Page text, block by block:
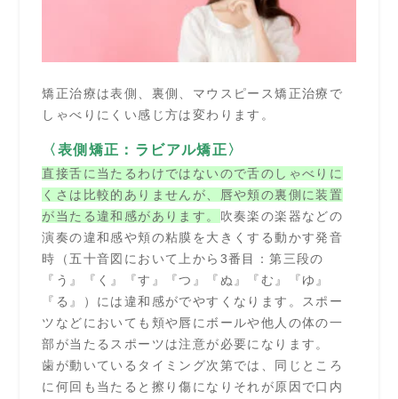
矯正治療は表側、裏側、マウスピース矯正治療で
しゃべりにくい感じ方は変わります。
〈表側矯正：ラビアル矯正〉
直接舌に当たるわけではないので舌のしゃべりに
くさは比較的ありませんが、唇や頬の裏側に装置
が当たる違和感があります。 吹奏楽の楽器などの
演奏の違和感や頬の粘膜を大きくする動かす発音
時（五十音図において上から3番目：第三段の
『う』『く』『す』『つ』『ぬ』『む』『ゆ』
『る』）には違和感がでやすくなります。
スポー
ツなどにおいても頬や唇にボールや他人の体の一
部が当たるスポーツは注意が必要になります。
歯が動いているタイミング次第では、同じところ
に何回も当たると擦り傷になりそれが原因で口内